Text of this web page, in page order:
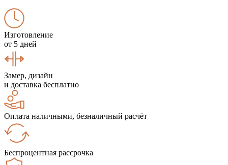
Изготовление
от 5 дней
Замер, дизайн
и доставка бесплатно
Оплата наличными, безналичный расчёт
Беспроцентная рассрочка